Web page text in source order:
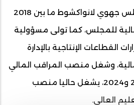
انتخب عضوا في أول مجلس جهوي لانواكشوط ما بين 2018
المالية للمجلس، كما تولى مسؤولية
القطاعات الإنتاجية بالإدارة
وشغل منصب المراقب المالي
لوزارة الإسكان ما بين 2021 و2024، يشغل حاليا منصب
العالي.